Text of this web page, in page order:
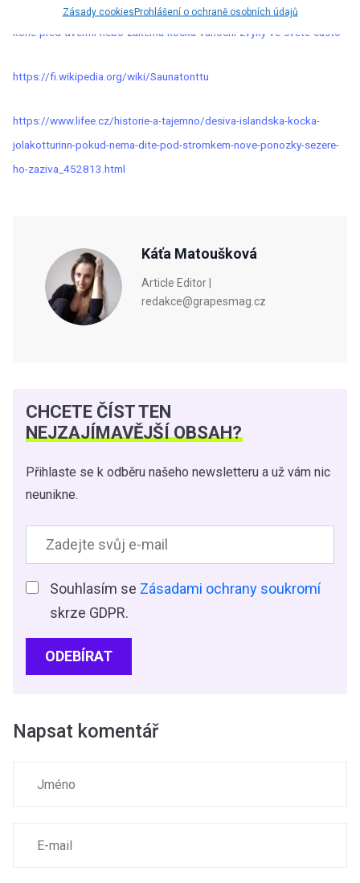
Zásady cookiesProhlášení o ochraně osobních údajů
https://ct24.ceskatelevize.cz/svet/3007619-mse-na-bruslich-lebka-
kone-pred-dvermi-nebo-zakerna-kocka-vanocni-zvyky-ve-svete-casto
https://fi.wikipedia.org/wiki/Saunatonttu
https://www.lifee.cz/historie-a-tajemno/desiva-islandska-kocka-
jolakotturinn-pokud-nema-dite-pod-stromkem-nove-ponozky-sezere-
ho-zaziva_452813.html
Káťa Matoušková
Article Editor |
redakce@grapesmag.cz
CHCETE ČÍST TEN
NEJZAJÍMAVĚJŠÍ OBSAH?
Přihlaste se k odběru našeho newsletteru a už vám nic
neunikne.
Souhlasím se Zásadami ochrany soukromí
skrze GDPR.
ODEBÍRAT
Napsat komentář